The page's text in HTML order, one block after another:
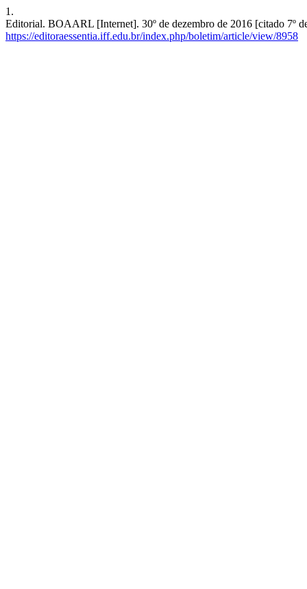
1.
Editorial. BOAARL [Internet]. 30º de dezembro de 2016 [citado 7º
https://editoraessentia.iff.edu.br/index.php/boletim/article/view/8958